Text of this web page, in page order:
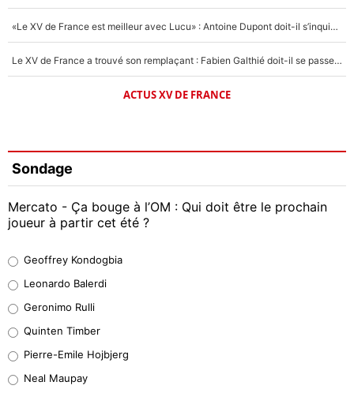
«Le XV de France est meilleur avec Lucu» : Antoine Dupont doit-il s’inquiéter pour sa place ?
Le XV de France a trouvé son remplaçant : Fabien Galthié doit-il se passer d'Antoine Dupont ?
ACTUS XV DE FRANCE
Sondage
Mercato - Ça bouge à l’OM : Qui doit être le prochain
joueur à partir cet été ?
38%
32%
5%
Geoffrey Kondogbia
Leonardo Balerdi
Geronimo Rulli
Quinten Timber
Pierre-Emile Hojbjerg
Neal Maupay